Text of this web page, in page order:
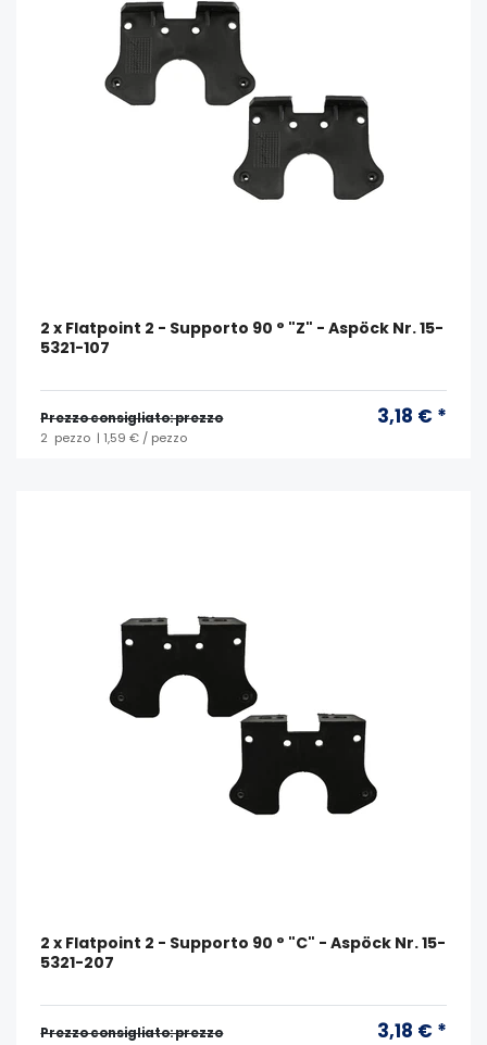
2 x Flatpoint 2 - Supporto 90 ° "Z" - Aspöck Nr. 15-
5321-107
Prezzo consigliato: prezzo 3,18 € *
2 pezzo | 1,59 € / pezzo
2 x Flatpoint 2 - Supporto 90 ° "C" - Aspöck Nr. 15-
5321-207
Prezzo consigliato: prezzo 3,18 € *